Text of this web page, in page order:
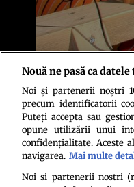
Arheologii explică faptul
Nouă ne pasă ca
Noi și partenerii noștri
precum identificatorii
Puteți accepta sau
opune utilizării unui
confidențialitate. Aceste
navigarea. Mai multe
Noi si partenerii nostri